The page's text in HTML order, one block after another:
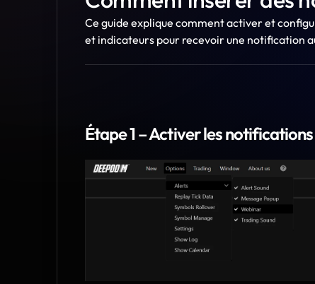
Ce guide explique comment activer et
et indicateurs pour recevoir une notification
Étape 1 – Activer les notifications